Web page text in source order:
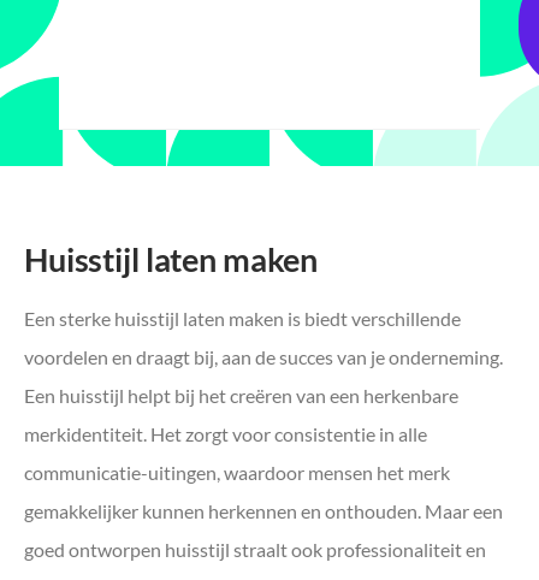
Huisstijl laten maken
Een sterke huisstijl laten maken is biedt verschillende
voordelen en draagt bij, aan de succes van je onderneming.
Een huisstijl helpt bij het creëren van een herkenbare
merkidentiteit. Het zorgt voor consistentie in alle
communicatie-uitingen, waardoor mensen het merk
gemakkelijker kunnen herkennen en onthouden. Maar een
goed ontworpen huisstijl straalt ook professionaliteit en